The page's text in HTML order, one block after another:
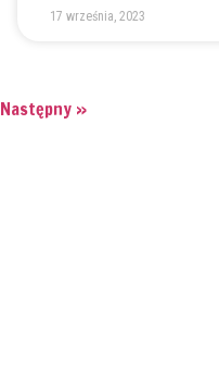
17 września, 2023
Następny »